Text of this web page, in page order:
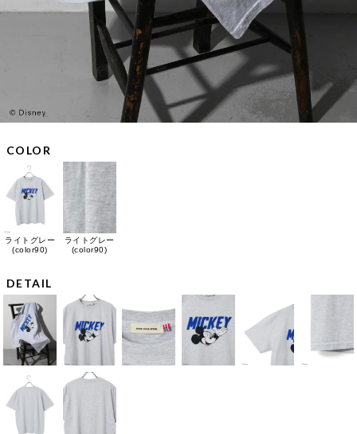
COLOR
ライトグレー
(color90)
ライトグレー
(color90)
DETAIL